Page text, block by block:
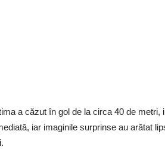
a căzut în gol de la circa 40 de metri,
iar imaginile surprinse au arătat